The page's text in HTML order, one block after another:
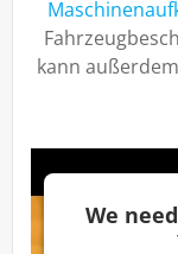
kann
We